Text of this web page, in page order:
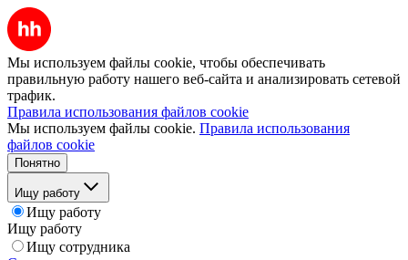
Мы используем файлы cookie, чтобы обеспечивать
правильную работу нашего веб-сайта и анализировать сетевой
трафик.
Правила использования файлов cookie
Мы используем файлы cookie. Правила использования
файлов cookie
Понятно
Ищу работу
Ищу работу
Ищу работу
Ищу сотрудника